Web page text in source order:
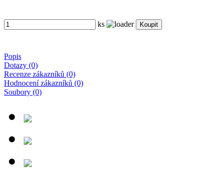
ks
Popis
Dotazy (0)
Recenze zákazníků (0)
Hodnocení zákazníků (0)
Soubory (0)